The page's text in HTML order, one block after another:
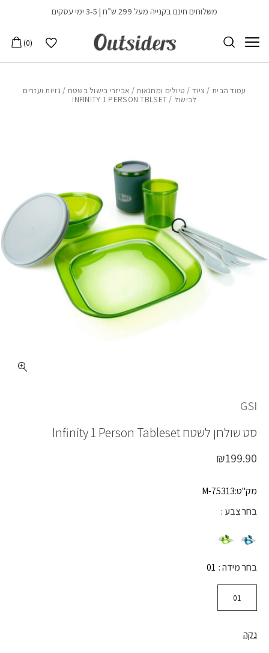
Skip to Contentמשלוחים חינם בקנייה מעל 299 ש”ח | 3-5 ימי עסקים
הרשימה שלי
0
עמוד הבית / ציוד/ טיולים ומחנאות/ אביזרי בישול בשטח /גזיות ועזרים
לבישול / INFINITY 1 PERSON TBLSET
GSI
סט שולחן לשטחInfinity 1 Person Tableset
₪199.90
מק"ט:75313-M
בחר צבע
בחר מידה 01
01
נקה